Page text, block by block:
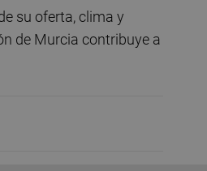
su oferta, clima y
de Murcia contribuye a